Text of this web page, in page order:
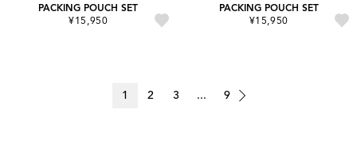
PACKING POUCH SET
¥15,950
PACKING POUCH SET
¥15,950
1 2 3 ... 9